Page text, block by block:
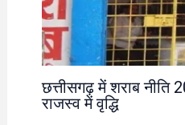
छत्तीसगढ़ में शराब
राजस्व में वृद्धि